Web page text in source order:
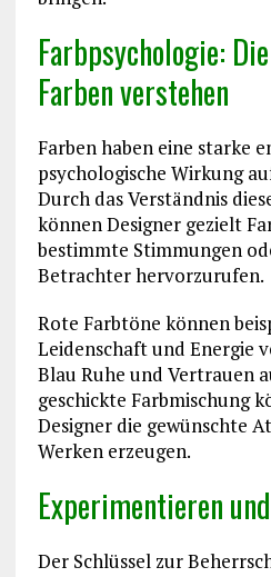
Farbpsychologie:
Farben verstehen
Farben haben eine starke
psychologische Wirkung
Durch das Verständnis
können Designer gezielt
bestimmte Stimmungen
Betrachter hervorzurufen.
Rote Farbtöne können
Leidenschaft und Energie
Blau Ruhe und Vertrauen
geschickte Farbmischung
Designer die gewünschte
Werken erzeugen.
Experimentieren
Der Schlüssel zur